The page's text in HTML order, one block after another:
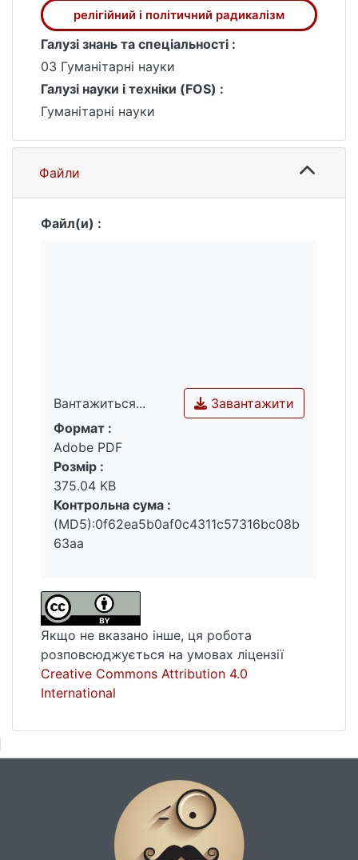
релігійний і політичний радикалізм
Галузі знань та спеціальності :
03 Гуманітарні науки
Галузі науки і техніки (FOS) :
Гуманітарні науки
Файли
Файл(и) :
Вантажиться...
Вантажиться...
Завантажити
Формат :
Adobe PDF
Розмір :
375.04 KB
Контрольна сума :
(MD5):0f62ea5b0af0c4311c57316bc08b
63aa
Якщо не вказано інше, ця робота
розповсюджується на умовах ліцензії
Creative Commons Attribution 4.0
International